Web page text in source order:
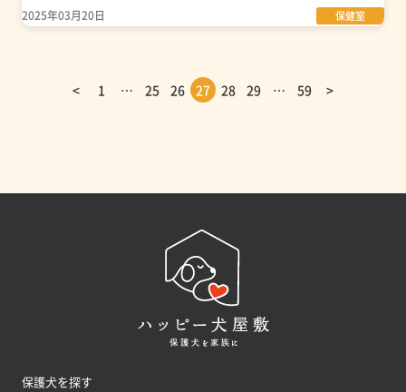
2025年03月20日 保健室
< 1 … 25 26 27 28 29 … 59 >
保護犬を探す